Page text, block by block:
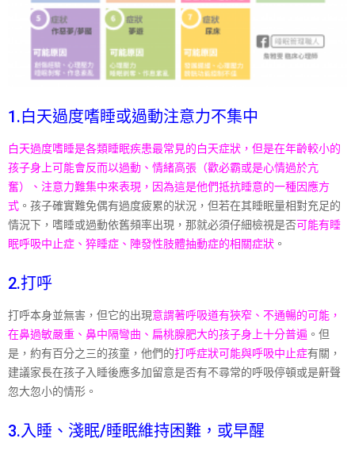
1.白天過度嗜睡或過動注意力不集中
白天過度嗜睡是各類睡眠疾患最常見的白天症狀，但是在年齡較小的
孩子身上可能會反而以過動、情緒高張（歡必霸或是心情過於亢
奮）、注意力難集中來表現，因為這是他們抵抗睡意的一種因應方
式 。孩子確實難免偶有過度疲累的狀況 ，但若在其睡眠量相對充足的
情況下，嗜睡或過動依舊頻率出現，那就必須仔細檢視是否可能有睡
眠呼吸中止症、猝睡症、陣發性肢體抽動症的相關症狀 。
2.打呼
打呼本身並無害，但它的出現意謂著呼吸道有狹窄、不通暢的可能，
在鼻過敏嚴重、鼻中隔彎曲、扁桃腺肥大的孩子身 上十分普遍 。但
是，約有百分之三的孩童，他們的打呼症狀可能與呼吸中止症有關，
建議家長在孩子入睡後應多加留意是否有不尋常的呼吸停頓或是鼾聲
忽大忽小的情形。
3.入睡、淺眠/睡眠維持困難，或早醒